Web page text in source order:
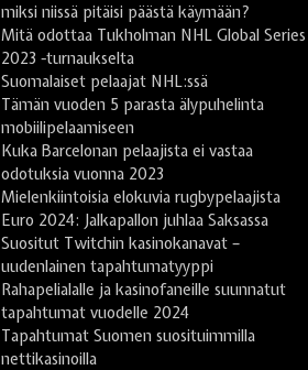
miksi niissä pitäisi päästä käymään?
Mitä odottaa Tukholman NHL Global Series
2023 -turnaukselta
Suomalaiset pelaajat NHL:ssä
Tämän vuoden 5 parasta älypuhelinta
mobiilipelaamiseen
Kuka Barcelonan pelaajista ei vastaa
odotuksia vuonna 2023
Mielenkiintoisia elokuvia rugbypelaajista
Euro 2024: Jalkapallon juhlaa Saksassa
Suositut Twitchin kasinokanavat –
uudenlainen tapahtumatyyppi
Rahapelialalle ja kasinofaneille suunnatut
tapahtumat vuodelle 2024
Tapahtumat Suomen suosituimmilla
nettikasinoilla